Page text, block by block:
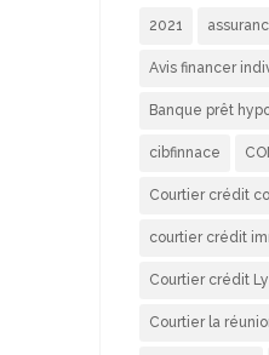
2021
Avis financer
Banque prêt
cibfinnace
Courtier crédit
courtier crédit
Courtier crédit
Courtier la